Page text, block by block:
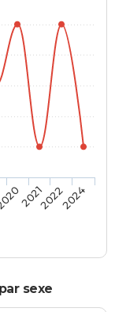
202120222024
sexe